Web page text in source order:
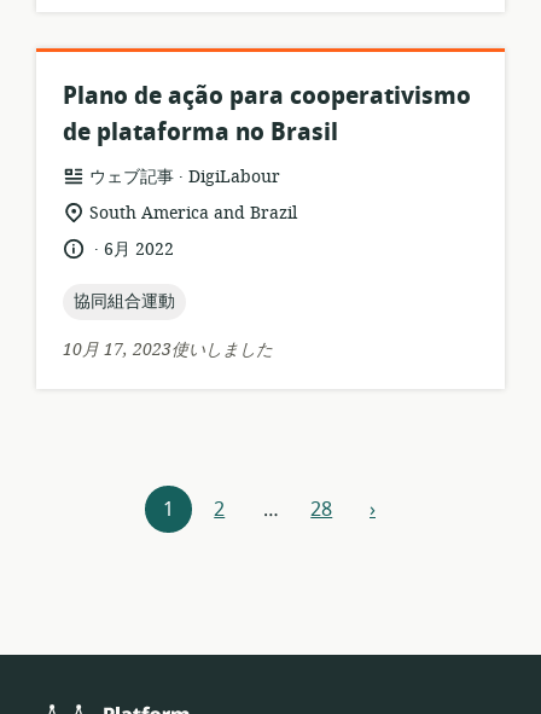
ー
ト:
ー
ョ
ン:
Plano de ação para cooperativismo
de plataforma no Brasil
リ
ソ
ー
ス
ォ
マ
ウェブ記事 .
公
開
者:
DigiLabour
関
る
ロ
ケ
ー
シ
South America and Brazil
言
.
公
日:
6月 2022
topic:
協同組合運動
10月 17, 2023使いしました
ナ
ビ
1 2 … 28 次
›